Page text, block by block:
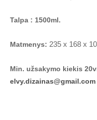
Talpa : 1500ml.
Matmenys: 235 x 168 x
Min. užsakymo kiekis
elvy.dizainas@gmail.com